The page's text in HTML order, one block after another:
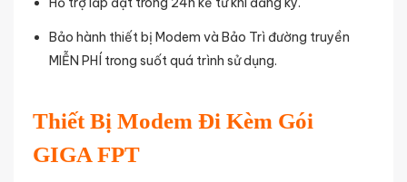
Bảo hành thiết bị Modem và Bảo Trì đường truyền
MIỄN PHÍ trong suốt quá trình sử dụng.
Thiết Bị Modem Đi Kèm Gói
GIGA FPT